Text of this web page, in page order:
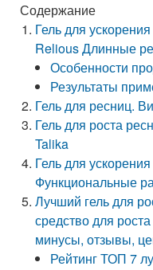
Содержание
Гель для
Relious Длинные
Особенности
Результаты
Гель для ресниц.
Гель для роста
Talika
Гель для
Функциональные
Лучший гель для
средство для
минусы, отзывы,
Рейтинг ТОП 7